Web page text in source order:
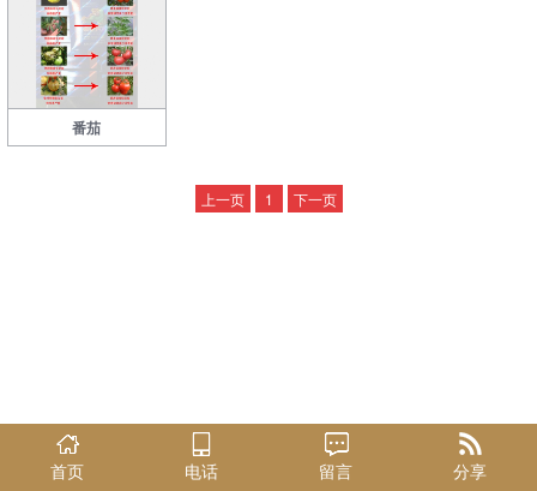
番茄
上一页 1 下一页
首页 电话 留言 分享